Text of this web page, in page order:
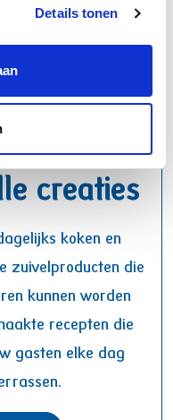
Details tonen
basis
creaties
koken en
zuivelproducten die
kunnen worden
recepten die
gasten elke dag